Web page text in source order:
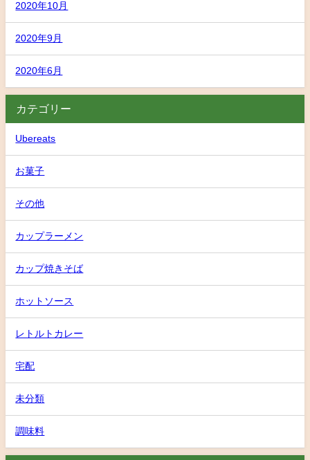
2020年10月
2020年9月
2020年6月
カテゴリー
Ubereats
お菓子
その他
カップラーメン
カップ焼きそば
ホットソース
レトルトカレー
宅配
未分類
調味料